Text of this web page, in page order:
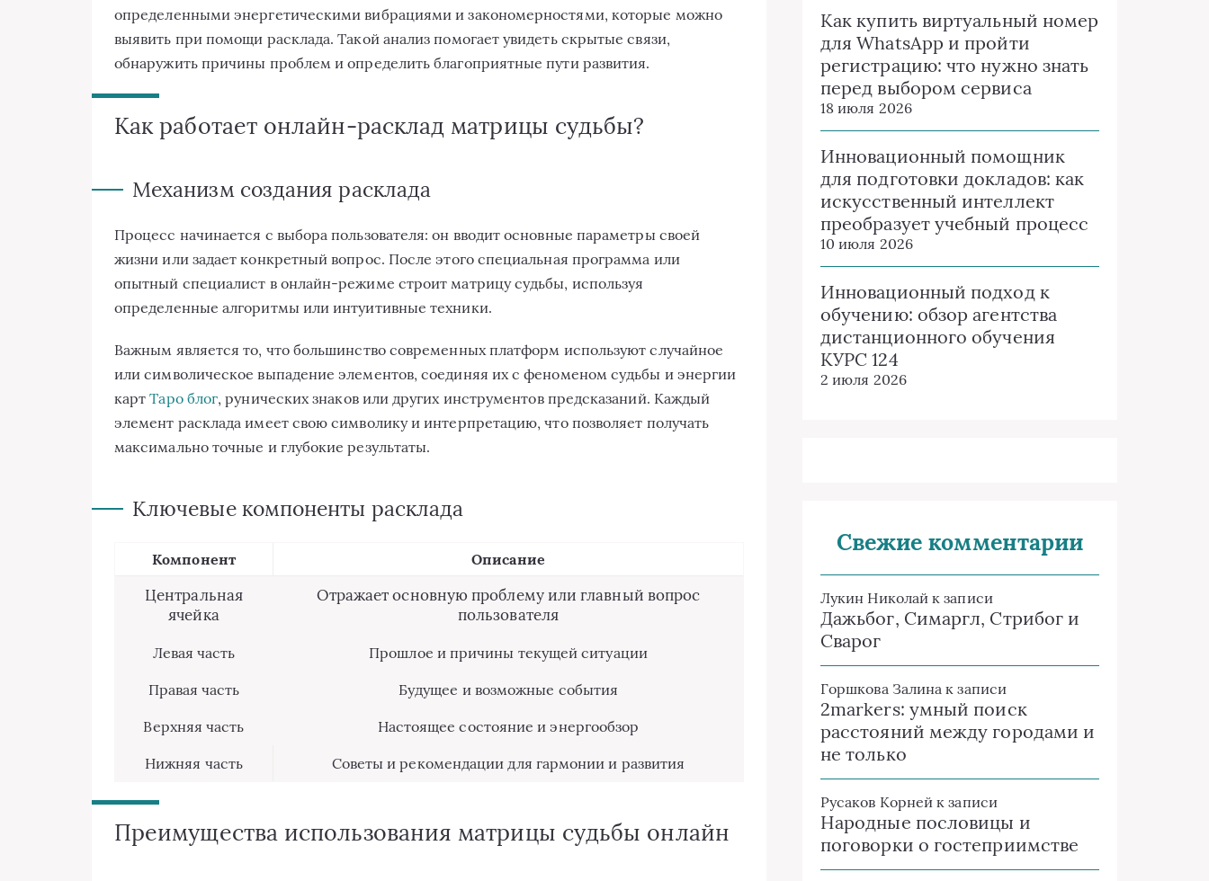
определенными энергетическими вибрациями и закономерностями, которые можно
выявить при помощи расклада. Такой анализ помогает увидеть скрытые связи,
обнаружить причины проблем и определить благоприятные пути развития.
Как работает онлайн-расклад матрицы судьбы?
Механизм создания расклада
Процесс начинается с выбора пользователя: он вводит основные параметры своей
жизни или задает конкретный вопрос. После этого специальная программа или
опытный специалист в онлайн-режиме строит матрицу судьбы, используя
определенные алгоритмы или интуитивные техники.
Важным является то, что большинство современных платформ используют случайное
или символическое выпадение элементов, соединяя их с феноменом судьбы и энергии
картТаро блог, рунических знаков или других инструментов предсказаний. Каждый
элемент расклада имеет свою символику и интерпретацию, что позволяет получать
максимально точные и глубокие результаты.
Ключевые компоненты расклада
Компонент Описание
Центральная
ячейка
Отражает основную проблему или главный вопрос
пользователя
Левая часть Прошлое и причины текущей ситуации
Правая часть Будущее и возможные события
Верхняя часть Настоящее состояние и энергообзор
Нижняя часть Советы и рекомендации для гармонии и развития
Преимущества использования матрицы судьбы онлайн
Как купить виртуальный номер
для WhatsApp и пройти
регистрацию: что нужно знать
перед выбором сервиса
18 июля 2026
Инновационный помощник
для подготовки докладов: как
искусственный интеллект
преобразует учебный процесс
10 июля 2026
Инновационный подход к
обучению: обзор агентства
дистанционного обучения
КУРС 124
2 июля 2026
Свежие комментарии
Лукин Николай к записи
Дажьбог, Симаргл, Стрибог и
Сварог
Горшкова Залина к записи
2markers: умный поиск
расстояний между городами и
не только
Русаков Корней к записи
Народные пословицы и
поговорки о гостеприимстве